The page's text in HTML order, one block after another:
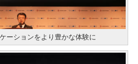
ーションをより豊かな体験に